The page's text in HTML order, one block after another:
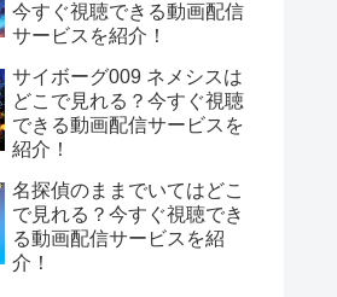
今すぐ視聴できる動画配信
サービスを紹介！
サイボーグ009 ネメシスは
どこで見れる？今すぐ視聴
できる動画配信サービスを
紹介！
名探偵のままでいてはどこ
で見れる？今すぐ視聴でき
る動画配信サービスを紹
介！